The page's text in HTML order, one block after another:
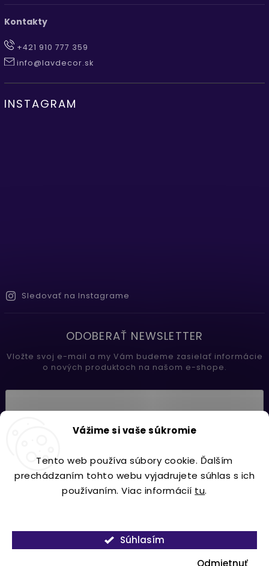
Vážime si vaše súkromie
Tento web používa súbory cookie. Ďalším
prechádzaním tohto webu vyjadrujete súhlas s ich
používaním. Viac informácií tu.
Odmietnuť
Súhlasím
Kontakty
+421 910 777 359
info@lavdecor.sk
INSTAGRAM
Sledovať na Instagrame
ODOBERAŤ NEWSLETTER
Vložte svoj e-mail a my Vám budeme zasielať informácie
o nových produktoch na našom e-shope.
Prihlásiť sa
Copyright 2026Lavdecor.sk. Všetky práva vyhradené.
VytvořilShoptet| DesignShoptak.cz.